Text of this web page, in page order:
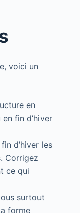
voici un
en
fin d’hiver
d’hiver les
Corrigez
ce qui
surtout
forme